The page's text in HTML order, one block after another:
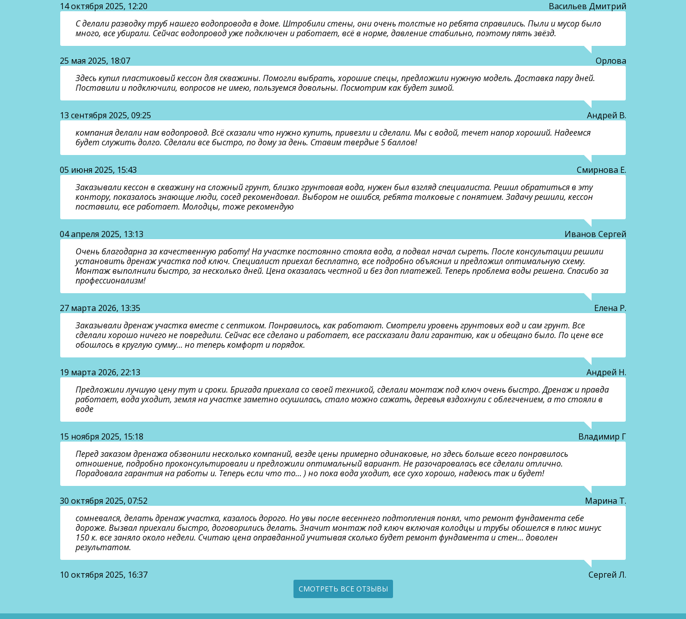
14 октября 2025, 12:20
Васильев Дмитрий
С делали разводку труб нашего водопровода в доме. Штробили стены, они очень толстые но ребята справились. Пыли и мусор было
много, все убирали. Сейчас водопровод уже подключен и работает, всё в норме, давление стабильно, поэтому пять звёзд.
25 мая 2025, 18:07
Орлова
Здесь купил пластиковый кессон для скважины. Помогли выбрать, хорошие спецы, предложили нужную модель. Доставка пару дней.
Поставили и подключили, вопросов не имею, пользуемся довольны. Посмотрим как будет зимой.
13 сентября 2025, 09:25
Андрей В.
компания делали нам водопровод. Всё сказали что нужно купить, привезли и сделали. Мы с водой, течет напор хороший. Надеемся
будет служить долго. Сделали все быстро, по дому за день. Ставим твердые 5 баллов!
05 июня 2025, 15:43
Смирнова Е.
Заказывали кессон в скважину на сложный грунт, близко грунтовая вода, нужен был взгляд специалиста. Решил обратиться в эту
контору, показалось знающие люди, сосед рекомендовал. Выбором не ошибся, ребята толковые с понятием. Задачу решили, кессон
поставили, все работает. Молодцы, тоже рекомендую
04 апреля 2025, 13:13
Иванов Сергей
Очень благодарна за качественную работу! На участке постоянно стояла вода, а подвал начал сыреть. После консультации решили
установить дренаж участка под ключ. Специалист приехал бесплатно, все подробно объяснил и предложил оптимальную схему.
Монтаж выполнили быстро, за несколько дней. Цена оказалась честной и без доп платежей. Теперь проблема воды решена. Спасибо за
профессионализм!
27 марта 2026, 13:35
Елена Р.
Заказывали дренаж участка вместе с септиком. Понравилось, как работают. Смотрели уровень грунтовых вод и сам грунт. Все
сделали хорошо ничего не повредили. Сейчас все сделано и работает, все рассказали дали гарантию, как и обещано было. По цене все
обошлось в круглую сумму… но теперь комфорт и порядок.
19 марта 2026, 22:13
Андрей Н.
Предложили лучшую цену тут и сроки. Бригада приехала со своей техникой, сделали монтаж под ключ очень быстро. Дренаж и правда
работает, вода уходит, земля на участке заметно осушилась, стало можно сажать, деревья вздохнули с облегчением, а то стояли в
воде
15 ноября 2025, 15:18
Владимир Г
Перед заказом дренажа обзвонили несколько компаний, везде цены примерно одинаковые, но здесь больше всего понравилось
отношение, подробно проконсультировали и предложили оптимальный вариант. Не разочаровалась все сделали отлично.
Порадовала гарантия на работы и. Теперь если что то… ) но пока вода уходит, все сухо хорошо, надеюсь так и будет!
30 октября 2025, 07:52
Марина Т.
сомневался, делать дренаж участка, казалось дорого. Но увы после весеннего подтопления понял, что ремонт фундамента себе
дороже. Вызвал приехали быстро, договорились делать. Значит монтаж под ключ включая колодцы и трубы обошелся в плюс минус
150 к. все заняло около недели. Считаю цена оправданной учитывая сколько будет ремонт фундамента и стен… доволен
результатом.
10 октября 2025, 16:37 Сергей Л.
СМОТРЕТЬ ВСЕ ОТЗЫВЫ